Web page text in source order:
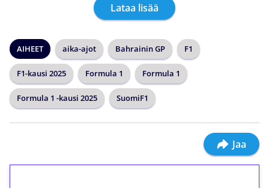
Lataa lisää
AIHEET aika-ajot Bahrainin GP F1
F1-kausi 2025 Formula 1 Formula 1
Formula 1 -kausi 2025 SuomiF1
Jaa